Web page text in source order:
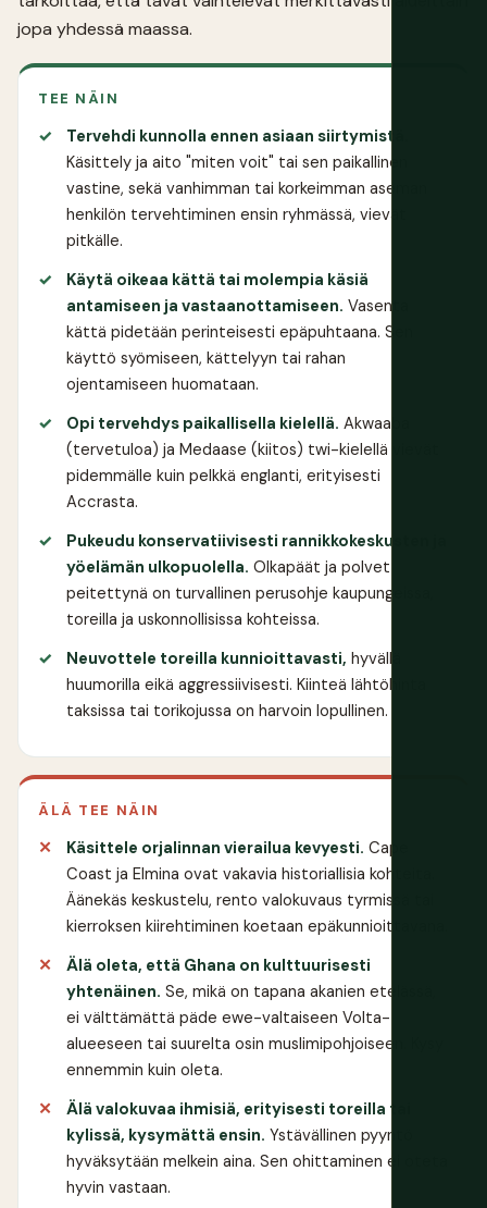
jopa yhdessä maassa.
TEE NÄIN
Tervehdi kunnolla ennen asiaan siirtymistä.
Käsittely ja aito "miten voit" tai sen paikallinen
vastine, sekä vanhimman tai korkeimman aseman
henkilön tervehtiminen ensin ryhmässä, vievät
pitkälle.
Käytä oikeaa kättä tai molempia käsiä
antamiseen ja vastaanottamiseen. Vasenta
kättä pidetään perinteisesti epäpuhtaana. Sen
käyttö syömiseen, kättelyyn tai rahan
ojentamiseen huomataan.
Opi tervehdys paikallisella kielellä. Akwaaba
(tervetuloa) ja Medaase (kiitos) twi-kielellä vievät
pidemmälle kuin pelkkä englanti, erityisesti
Accrasta.
Pukeudu konservatiivisesti rannikkokeskusten ja
yöelämän ulkopuolella. Olkapäät ja polvet
peitettynä on turvallinen perusohje kaupungeissa,
toreilla ja uskonnollisissa kohteissa.
Neuvottele toreilla kunnioittavasti, hyvällä
huumorilla eikä aggressiivisesti. Kiinteä lähtöhinta
taksissa tai torikojussa on harvoin lopullinen.
ÄLÄ TEE NÄIN
Käsittele orjalinnan vierailua kevyesti. Cape
Coast ja Elmina ovat vakavia historiallisia kohteita.
Äänekäs keskustelu, rento valokuvaus tyrmissä tai
kierroksen kiirehtiminen koetaan epäkunnioittavana.
Älä oleta, että Ghana on kulttuurisesti
yhtenäinen. Se, mikä on tapana akanien etelässä,
ei välttämättä päde ewe-valtaiseen Volta-
alueeseen tai suurelta osin muslimipohjoiseen. Kysy
ennemmin kuin oleta.
Älä valokuvaa ihmisiä, erityisesti toreilla tai
kylissä, kysymättä ensin. Ystävällinen pyyntö
hyväksytään melkein aina. Sen ohittaminen ei oteta
hyvin vastaan.